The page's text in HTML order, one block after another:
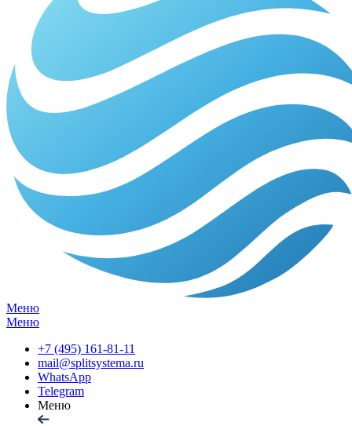
Меню
Меню
+7 (495) 161-81-11
mail@splitsystema.ru
WhatsApp
Telegram
Меню